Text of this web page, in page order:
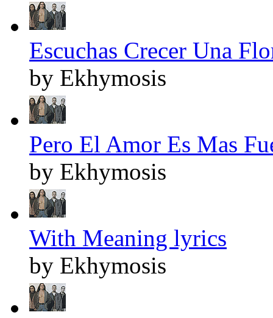
Escuchas Crecer Una
by Ekhymosis
Pero El Amor Es Mas
by Ekhymosis
With Meaning lyrics
by Ekhymosis